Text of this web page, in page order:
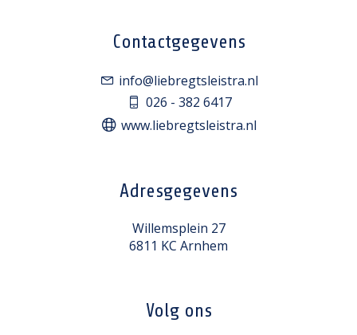
Contactgegevens
info@liebregtsleistra.nl
026 - 382 6417
www.liebregtsleistra.nl
Adresgegevens
Willemsplein 27
6811 KC Arnhem
Volg ons